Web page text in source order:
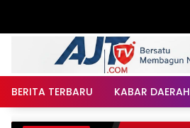
BERITA TERBARU KABAR DAERAH